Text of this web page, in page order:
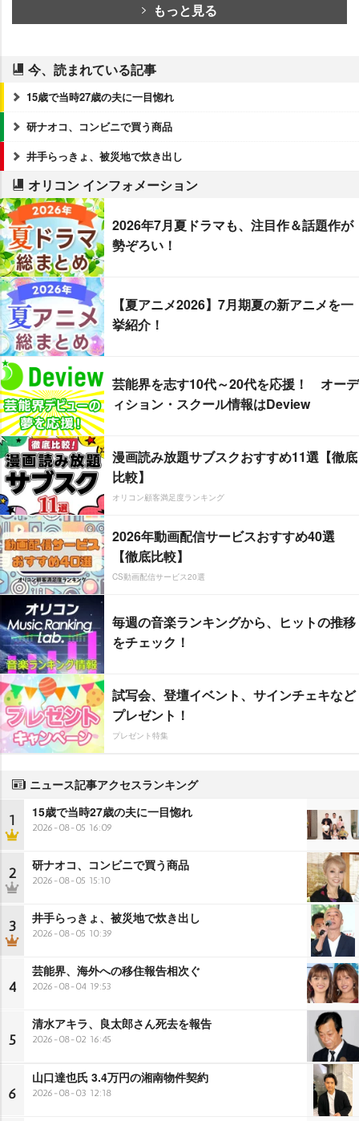
もっと見る
今、読まれている記事
15歳で当時27歳の夫に一目惚れ
研ナオコ、コンビニで買う商品
井手らっきょ、被災地で炊き出し
オリコン インフォメーション
2026年7月夏ドラマも、注目作＆話題作が
勢ぞろい！
【夏アニメ2026】7月期夏の新アニメを一
挙紹介！
芸能界を志す10代～20代を応援！ オーデ
ィション・スクール情報はDeview
漫画読み放題サブスクおすすめ11選【徹底
比較】
オリコン顧客満足度ランキング
2026年動画配信サービスおすすめ40選
【徹底比較】
CS動画配信サービス20選
毎週の音楽ランキングから、ヒットの推移
をチェック！
試写会、登壇イベント、サインチェキなど
プレゼント！
プレゼント特集
ニュース記事アクセスランキング
1 15歳で当時27歳の夫に一目惚れ
2026-08-05 16:09
2 研ナオコ、コンビニで買う商品
2026-08-05 15:10
3 井手らっきょ、被災地で炊き出し
2026-08-05 10:39
4
芸能界、海外への移住報告相次ぐ
2026-08-04 19:53
5
清水アキラ、良太郎さん死去を報告
2026-08-02 16:45
6
山口達也氏 3.4万円の湘南物件契約
2026-08-03 12:18